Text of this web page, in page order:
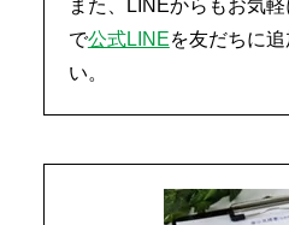
また、LINEからもお気
で公式LINEを友だちに
い。